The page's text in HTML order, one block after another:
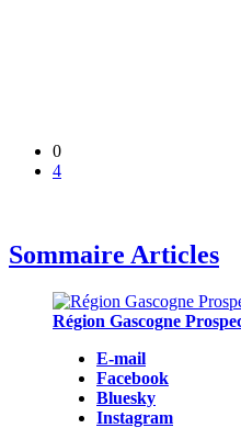
0
4
Sommaire Articles
Région Gascogne
E-mail
Facebook
Bluesky
Instagram